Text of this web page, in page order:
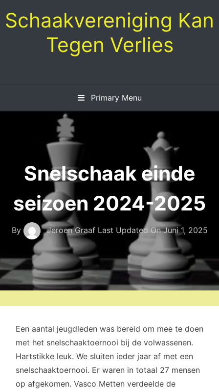
to
content
Schaakvereniging Kan
Tegen Verlies
Primary Menu
Snelschaak einde
seizoen 2024-2025
By Jeroen Graaf Last Updated OnJuni 1, 2025
Een aantal jeugdleden was bereid om mee te doen
met het snelschaaktoernooi bij de volwassenen.
Hartstikke leuk. We sluiten ieder jaar af met een
snelschaaktoernooi. Er waren in totaal 27 mensen
op afgekomen. Vasco Metten verdeelde de